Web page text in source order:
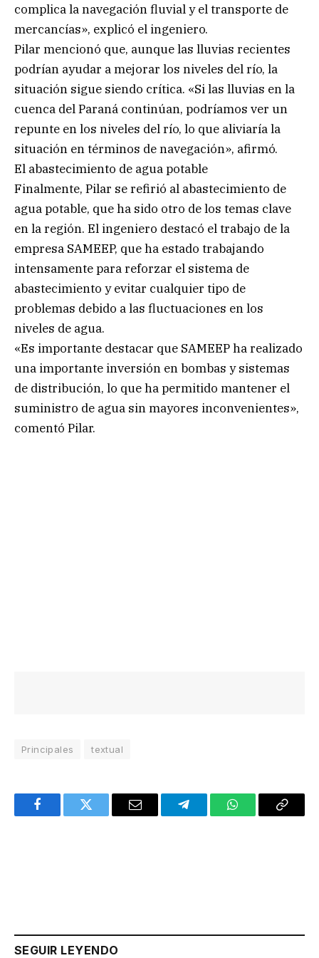
complica la navegación fluvial y el transporte de
mercancías», explicó el ingeniero.
Pilar mencionó que, aunque las lluvias recientes
podrían ayudar a mejorar los niveles del río, la
situación sigue siendo crítica. «Si las lluvias en la
cuenca del Paraná continúan, podríamos ver un
repunte en los niveles del río, lo que aliviaría la
situación en términos de navegación», afirmó.
El abastecimiento de agua potable
Finalmente, Pilar se refirió al abastecimiento de
agua potable, que ha sido otro de los temas clave
en la región. El ingeniero destacó el trabajo de la
empresa SAMEEP, que ha estado trabajando
intensamente para reforzar el sistema de
abastecimiento y evitar cualquier tipo de
problemas debido a las fluctuaciones en los
niveles de agua.
«Es importante destacar que SAMEEP ha realizado
una importante inversión en bombas y sistemas
de distribución, lo que ha permitido mantener el
suministro de agua sin mayores inconvenientes»,
comentó Pilar.
Principales textual
FacebookTwitter Email TelegramWhatsAppCopy
SEGUIR LEYENDO